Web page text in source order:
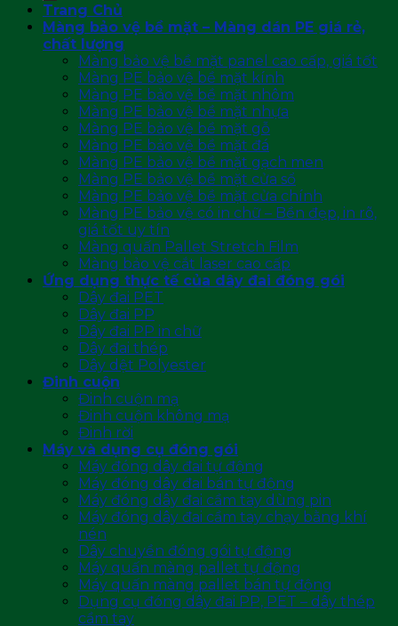
Trang Chủ
Màng bảo vệ bề mặt – Màng dán PE giá rẻ,
chất lượng
Màng bảo vệ bề mặt panel cao cấp, giá tốt
Màng PE bảo vệ bề mặt kính
Màng PE bảo vệ bề mặt nhôm
Màng PE bảo vệ bề mặt nhựa
Màng PE bảo vệ bề mặt gỗ
Màng PE bảo vệ bề mặt đá
Màng PE bảo vệ bề mặt gạch men
Màng PE bảo vệ bề mặt cửa sổ
Màng PE bảo vệ bề mặt cửa chính
Màng PE bảo vệ có in chữ – Bền đẹp, in rõ,
giá tốt uy tín
Màng quấn Pallet Stretch Film
Màng bảo vệ cắt laser cao cấp
Ứng dụng thực tế của dây đai đóng gói
Dây đai PET
Dây đai PP
Dây đai PP in chữ
Dây đai thép
Dây dệt Polyester
Đinh cuộn
Đinh cuộn mạ
Đinh cuộn không mạ
Đinh rời
Máy và dụng cụ đóng gói
Máy đóng dây đai tự động
Máy đóng dây đai bán tự động
Máy đóng dây đai cầm tay dùng pin
Máy đóng dây đai cầm tay chạy bằng khí
nén
Dây chuyền đóng gói tự động
Máy quấn màng pallet tự động
Máy quấn màng pallet bán tự động
Dụng cụ đóng dây đai PP, PET – dây thép
cầm tay